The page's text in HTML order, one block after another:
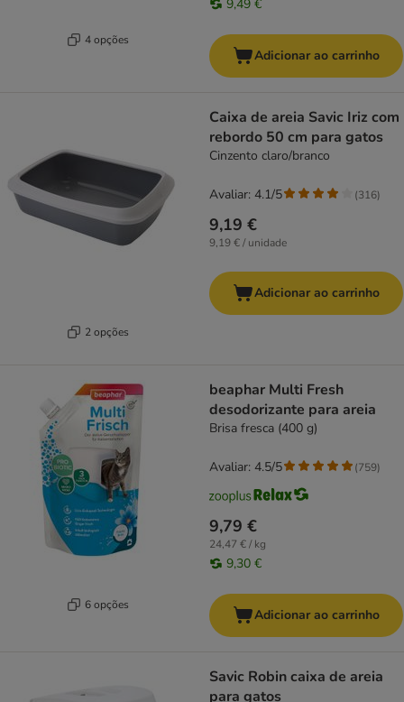
4 opções
9,49 €
Adicionar ao carrinho
2 opções
Caixa de areia Savic Iriz com
rebordo 50 cm para gatos
Cinzento claro/branco
9,19 €
9,19 € / unidade
Avaliar: 4.1/5 (316)
Adicionar ao carrinho
6 opções
beaphar Multi Fresh
desodorizante para areia
Brisa fresca (400 g)
9,79 €
24,47 € / kg
9,30 €
Avaliar: 4.5/5 (759)
Adicionar ao carrinho
Savic Robin caixa de areia
para gatos